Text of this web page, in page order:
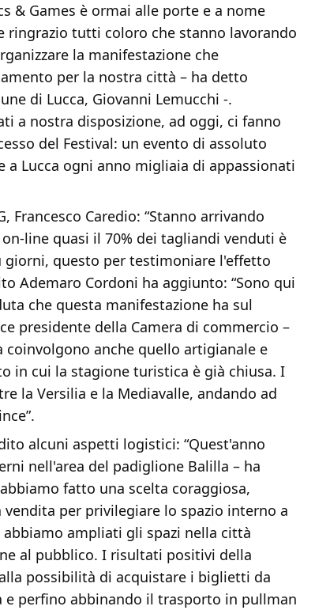
& Games è ormai alle porte e a nome
ringrazio tutti coloro che stanno lavorando
la manifestazione che
per la nostra città – ha detto
di Lucca, Giovanni Lemucchi -.
a nostra disposizione, ad oggi, ci fanno
del Festival: un evento di assoluto
a Lucca ogni anno migliaia di appassionati
Francesco Caredio: “Stanno arrivando
line quasi il 70% dei tagliandi venduti è
questo per testimoniare l'effetto
Ademaro Cordoni ha aggiunto: “Sono qui
che questa manifestazione ha sul
presidente della Camera di commercio –
anche quello artigianale e
in cui la stagione turistica è già chiusa. I
la Versilia e la Mediavalle, andando ad
alcuni aspetti logistici: “Quest'anno
nell'area del padiglione Balilla – ha
fatto una scelta coraggiosa,
per privilegiare lo spazio interno a
ampliati gli spazi nella città
al pubblico. I risultati positivi della
possibilità di acquistare i biglietti da
e perfino abbinando il trasporto in pullman